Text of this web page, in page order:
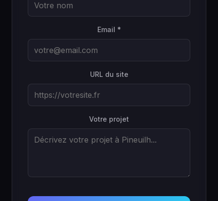
Email *
URL du site
Votre projet